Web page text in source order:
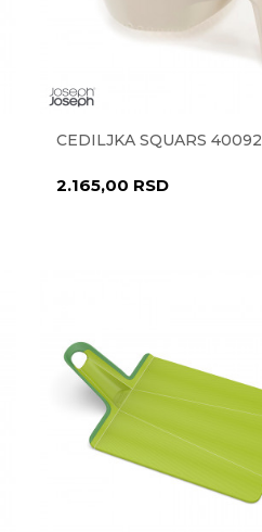
CEDILJKA SQUARS 40092
2.165,00 RSD